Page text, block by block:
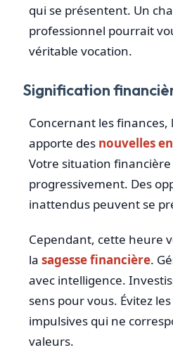
qui se présentent. Un
professionnel pourrait
véritable vocation.
Signification
Concernant les finances,
apporte des nouvelles
Votre situation financière
progressivement. Des
inattendus peuvent se
Cependant, cette heure
la sagesse financière.
avec intelligence.
sens pour vous. Évitez
impulsives qui ne
valeurs.